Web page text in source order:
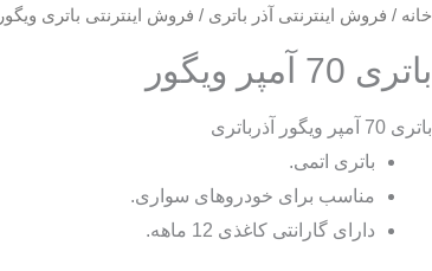
خانه / فروش اینترنتی آذر باتری / فروش اینترنتی باتری ویگور
باتری 70 آمپر ویگور
باتری 70 آمپر ویگور آذرباتری
باتری اتمی.
مناسب برای خودروهای سواری.
دارای گارانتی کاغذی 12 ماهه.